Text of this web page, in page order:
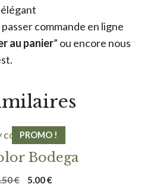
commande en ligne
au panier” ou encore nous
PROMO !
Bodega
€
Le
5.00€Le